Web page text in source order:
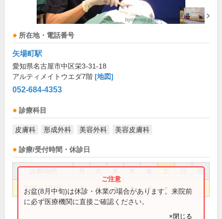
所在地・電話番号
矢場町駅
愛知県名古屋市中区栄3-31-18
アルティメイトウエダ7階 [地図]
052-684-4353
診療科目
皮膚科 形成外科 美容外科 美容皮膚科
診療/受付時間・休診日
祝
9:00～18:00 ● ● ● ● ●
お盆(8月中旬)は休診・休業の場合があります。来院前
に必ず医療機関に直接ご確認ください。
×閉じる